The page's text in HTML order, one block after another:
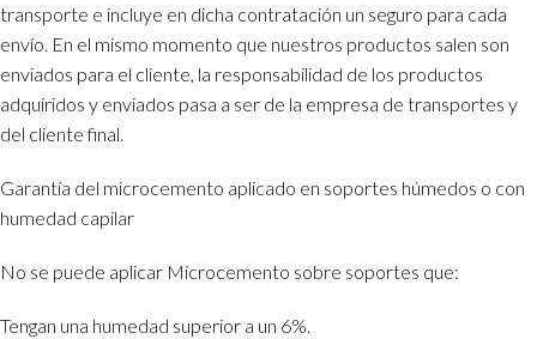
transporte e incluye en dicha contratación un seguro para cada
envío. En el mismo momento que nuestros productos salen son
enviados para el cliente, la responsabilidad de los productos
adquiridos y enviados pasa a ser de la empresa de transportes y
del cliente final.
Garantía del microcemento aplicado en soportes húmedos o con
humedad capilar
No se puede aplicar Microcemento sobre soportes que:
Tengan una humedad superior a un 6%.